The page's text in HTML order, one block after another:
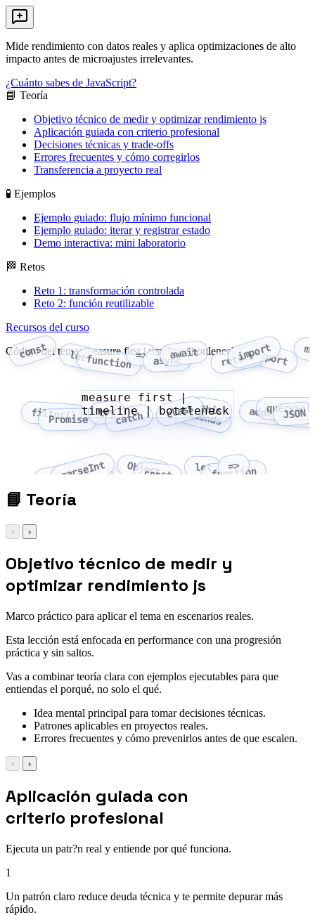
Mide rendimiento con datos reales y aplica optimizaciones de alto
impacto antes de microajustes irrelevantes.
¿Cuánto sabes de JavaScript?
📘 Teoría
Objetivo técnico de medir y optimizar rendimiento js
Aplicación guiada con criterio profesional
Decisiones técnicas y trade-offs
Errores frecuentes y cómo corregirlos
Transferencia a proyecto real
🧪 Ejemplos
Ejemplo guiado: flujo mínimo funcional
Ejemplo guiado: iterar y registrar estado
Demo interactiva: mini laboratorio
🏁 Retos
Reto 1: transformación controlada
Reto 2: función reutilizable
Recursos del curso
Código del tema: measure first | timeline | bottleneck
const letfunction => asyncawait returnimportexport
filter()
Promise
trycatch classextends
this JSON
fetch
parseInt
Array Object
const letfunction
=>
measure first |
timeline | bottleneck
📘 Teoría
‹ ›
Objetivo técnico de medir y
optimizar rendimiento js
Marco práctico para aplicar el tema en escenarios reales.
Esta lección está enfocada en performance con una progresión
práctica y sin saltos.
Vas a combinar teoría clara con ejemplos ejecutables para que
entiendas el porqué, no solo el qué.
Idea mental principal para tomar decisiones técnicas.
Patrones aplicables en proyectos reales.
Errores frecuentes y cómo prevenirlos antes de que escalen.
‹ ›
Aplicación guiada con
criterio profesional
Ejecuta un patr?n real y entiende por qué funciona.
1
Un patrón claro reduce deuda técnica y te permite depurar más
rápido.